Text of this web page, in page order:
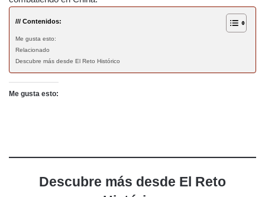
/// Contenidos:
Me gusta esto:
Relacionado
Descubre más desde El Reto Histórico
Me gusta esto:
Descubre más desde El Reto